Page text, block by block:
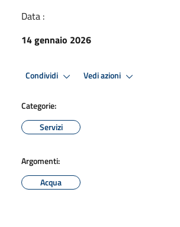
Data :
14 gennaio 2026
Condividi Vedi azioni
Categorie:
Servizi
Argomenti:
Acqua